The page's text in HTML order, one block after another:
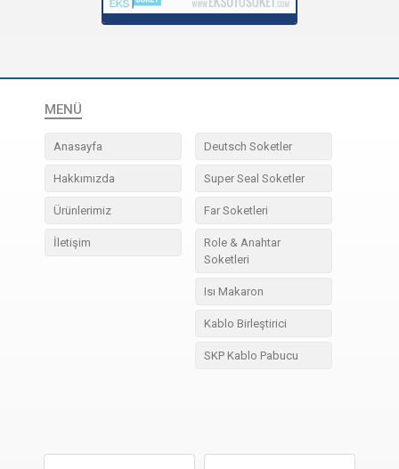
34C001
MENÜ
Anasayfa
Hakkımızda
Ürünlerimiz
İletişim
Deutsch Soketler
Super Seal Soketler
Far Soketleri
Role & Anahtar
Soketleri
Isı Makaron
Kablo Birleştirici
SKP Kablo Pabucu